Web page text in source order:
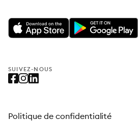
SUIVEZ-NOUS
Politique de confidentialité